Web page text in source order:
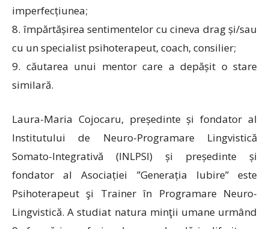
imperfecțiunea;
8. împărtășirea sentimentelor cu cineva drag și/sau
cu un specialist psihoterapeut, coach, consilier;
9. căutarea unui mentor care a depășit o stare
similară.
Laura-Maria Cojocaru, președinte și fondator al
Institutului de Neuro-Programare Lingvistică
Somato-Integrativă (INLPSI) și președinte și
fondator al Asociației ”Generația Iubire” este
Psihoterapeut şi Trainer în Programare Neuro-
Lingvistică. A studiat natura minţii umane urmând